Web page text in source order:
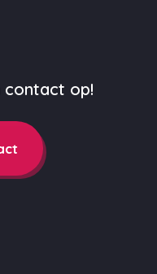
contact op!